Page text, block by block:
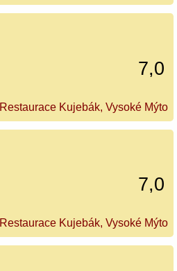
7,0
Restaurace Kujebák, Vysoké Mýto
7,0
Restaurace Kujebák, Vysoké Mýto